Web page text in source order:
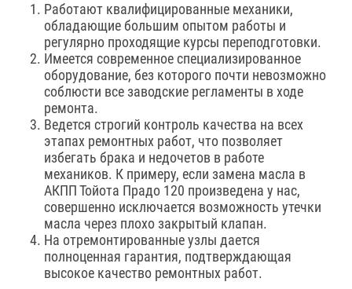
Работают квалифицированные механики,
обладающие большим опытом работы и
регулярно проходящие курсы переподготовки.
Имеется современное специализированное
оборудование, без которого почти невозможно
соблюсти все заводские регламенты в ходе
ремонта.
Ведется строгий контроль качества на всех
этапах ремонтных работ, что позволяет
избегать брака и недочетов в работе
механиков. К примеру, если замена масла в
АКПП Тойота Прадо 120 произведена у нас,
совершенно исключается возможность утечки
масла через плохо закрытый клапан.
На отремонтированные узлы дается
полноценная гарантия, подтверждающая
высокое качество ремонтных работ.